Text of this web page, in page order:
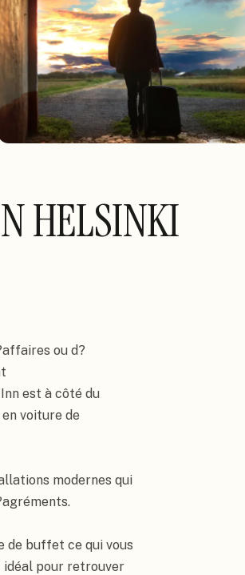
HELSINKI
ou d?
est à côté du
voiture de
modernes qui
de buffet ce qui vous
idéal pour retrouver